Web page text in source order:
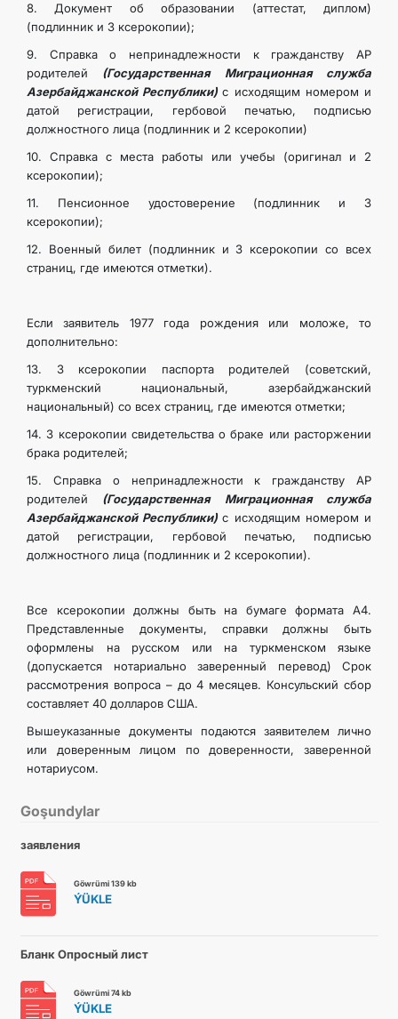
8. Документ об образовании (аттестат, диплом)
(подлинник и 3 ксерокопии);
9. Справка о непринадлежности к гражданству АР
родителей (Государственная Миграционная служба
Азербайджанской Республики)с исходящим номером и
датой регистрации, гербовой печатью, подписью
должностного лица (подлинник и 2 ксерокопии)
10. Справка с места работы или учебы (оригинал и 2
ксерокопии);
11. Пенсионное удостоверение (подлинник и 3
ксерокопии);
12. Военный билет (подлинник и 3 ксерокопии со всех
страниц, где имеются отметки).
Если заявитель 1977 года рождения или моложе, то
дополнительно:
13. 3 ксерокопии паспорта родителей (советский,
туркменский национальный, азербайджанский
национальный) со всех страниц, где имеются отметки;
14. 3 ксерокопии свидетельства о браке или расторжении
брака родителей;
15. Справка о непринадлежности к гражданству АР
родителей (Государственная Миграционная служба
Азербайджанской Республики)с исходящим номером и
датой регистрации, гербовой печатью, подписью
должностного лица (подлинник и 2 ксерокопии).
Все ксерокопии должны быть на бумаге формата А4.
Представленные документы, справки должны быть
оформлены на русском или на туркменском языке
(допускается нотариально заверенный перевод) Срок
рассмотрения вопроса – до 4 месяцев. Консульский сбор
составляет 40 долларов США.
Вышеуказанные документы подаются заявителем лично
или доверенным лицом по доверенности, заверенной
нотариусом.
Goşundylar
заявления
Göwrümi 139 kb
ÝÜKLE
Бланк Опросный лист
Göwrümi 74 kb
ÝÜKLE